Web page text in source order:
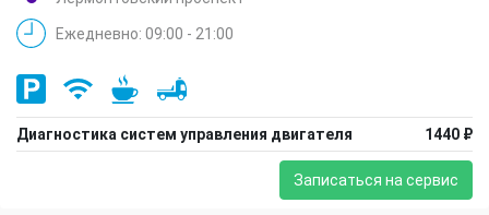
Ежедневно: 09:00 - 21:00
Диагностика систем управления двигателя 1440 ₽
Записаться на сервис